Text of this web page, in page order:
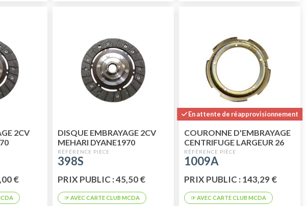
2CV
€
DISQUE EMBRAYAGE 2CV
MEHARI DYANE1970
JUSQU'EN 1982 QUALITE
SUPERIEURE
398S
PRIX PUBLIC : 45,50 €
En attente de réapprovisionnement
COURONNE D'EMBRAYAGE
CENTRIFUGE LARGEUR 26
MM
1009A
PRIX PUBLIC : 143,29 €